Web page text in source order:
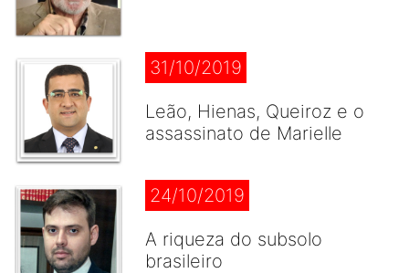
31/10/2019
Leão, Hienas, Queiroz e o
assassinato de Marielle
24/10/2019
A riqueza do subsolo
brasileiro